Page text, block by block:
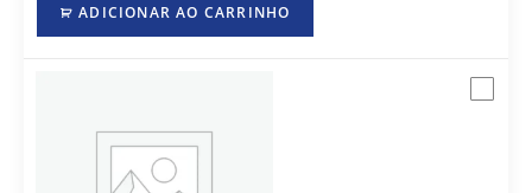
ADICIONAR AO CARRINHO